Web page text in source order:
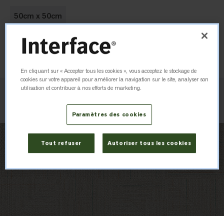
50cm x 50cm
Commander un échantillon
En cliquant sur « Accepter tous les cookies », vous acceptez le stockage de
cookies sur votre appareil pour améliorer la navigation sur le site, analyser son
utilisation et contribuer à nos efforts de marketing.
Paramètres des cookies
Tout refuser Autoriser tous les cookies